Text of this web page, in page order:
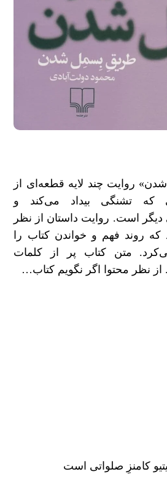
روایت چند لایه قطعه‌ای از
که تشنگی بیداد می‌کند و
دیگر است. روایت داستان از نظر
که روند فهم و خواندن کتاب را
متن کتاب پر از کلمات
نظر محتوا اگر نگویم کتاب…
کامنزِ صلواتی است